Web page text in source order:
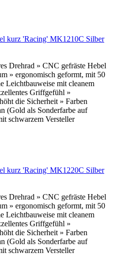
kurz 'Racing' MK1210C Silber
Drehrad » CNC gefräste Hebel
» ergonomisch geformt, mit 50
Leichtbauweise mit cleanem
Griffgefühl »
die Sicherheit » Farben
(Gold als Sonderfarbe auf
schwarzem Versteller
kurz 'Racing' MK1220C Silber
Drehrad » CNC gefräste Hebel
» ergonomisch geformt, mit 50
Leichtbauweise mit cleanem
Griffgefühl »
die Sicherheit » Farben
(Gold als Sonderfarbe auf
schwarzem Versteller